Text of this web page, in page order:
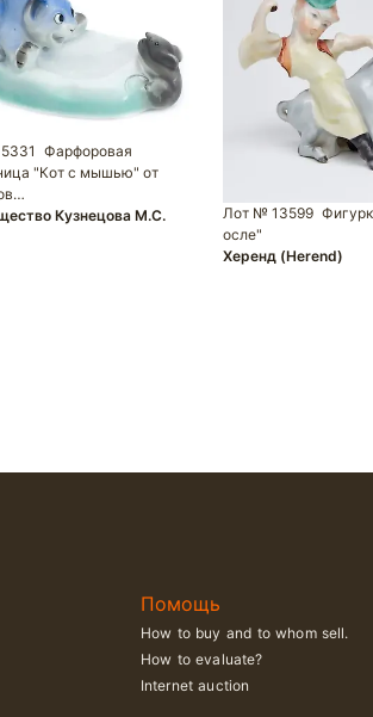
Фарфоровая
"Кот с мышью" от
Кузнецова М.С.
Лот № 13599
осле"
Херенд (Herend)
Помощь
How to buy and to whom sell.
How to evaluate?
Internet auction